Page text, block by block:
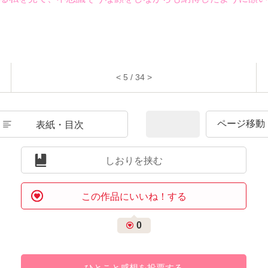
< 5 / 34 >
表紙・目次
しおりを挟む
この作品にいいね！する
0